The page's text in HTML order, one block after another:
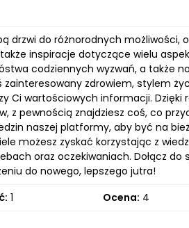
drzwi do różnorodnych możliwości,
inspiracje dotyczące wielu
codziennych wyzwań, a także
zainteresowany zdrowiem, stylem
Ci wartościowych informacji. Dzięki
z pewnością znajdziesz coś, co
naszej platformy, aby być na
możesz zyskać korzystając z
oraz oczekiwaniach. Dołącz
do nowego, lepszego jutra!
1 Ocena: 4